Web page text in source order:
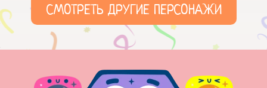
СМОТРЕТЬ ДРУГИЕ ПЕРСОНАЖИ